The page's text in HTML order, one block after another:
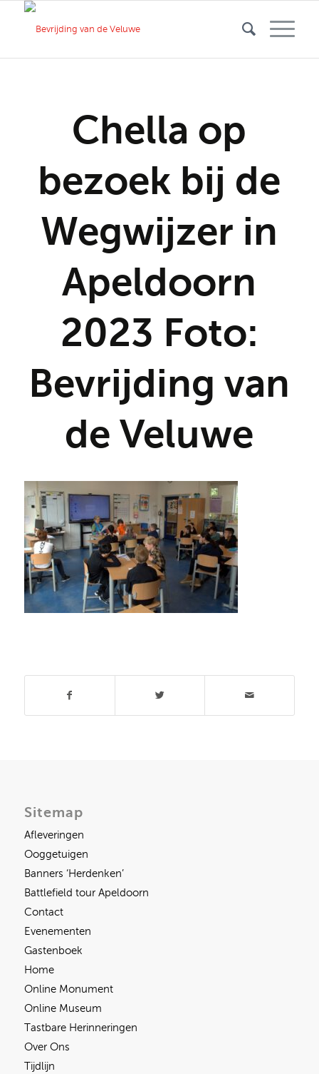
Chella op
bezoek bij de
Wegwijzer in
Apeldoorn
2023 Foto:
Bevrijding van
de Veluwe
Sitemap
Afleveringen
Ooggetuigen
Banners ‘Herdenken’
Battlefield tour Apeldoorn
Contact
Evenementen
Gastenboek
Home
Online Monument
Online Museum
Tastbare Herinneringen
Over Ons
Tijdlijn